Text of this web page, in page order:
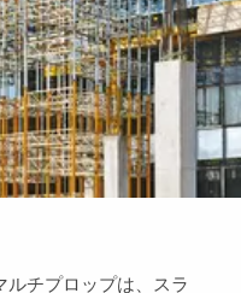
ルチプロップは、スラ